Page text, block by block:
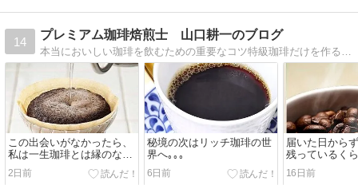
14
プレミアム珈琲焙煎士 山口耕一のブログ
この出会いがなかったら、
私は一生珈琲とは縁のない
人生だったのではないか？
2日前
秘境の次はリッチ珈琲の世
界へ｡｡｡
6日前
届いた日から
残っているく
です珈琲のイ
った、めっち
16日前